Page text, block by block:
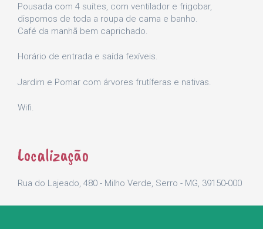
Pousada com 4 suítes, com ventilador e frigobar,
dispomos de toda a roupa de cama e banho.
Café da manhã bem caprichado.
Horário de entrada e saída fexíveis.
Jardim e Pomar com árvores frutíferas e nativas.
Wifi.
Localização
Rua do Lajeado, 480 - Milho Verde, Serro - MG, 39150-000